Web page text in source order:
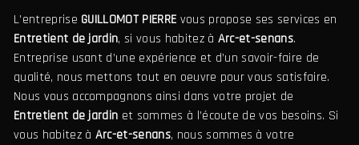
L’entreprise GUILLOMOT PIERRE vous propose ses services en
Entretient de jardin, si vous habitez à Arc-et-senans.
Entreprise usant d’une expérience et d’un savoir-faire de
qualité, nous mettons tout en oeuvre pour vous satisfaire.
Nous vous accompagnons ainsi dans votre projet de
Entretient de jardin et sommes à l’écoute de vos besoins. Si
vous habitez à Arc-et-senans, nous sommes à votre